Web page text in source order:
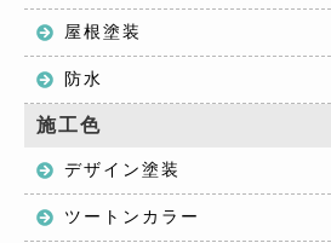
屋根塗装
防水
施工色
デザイン塗装
ツートンカラー